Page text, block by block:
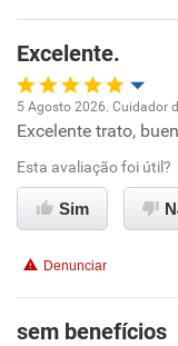
Excelente.
Oportunidade de
Ambiente de
Benefícios
5 Agosto 2026. Cuidador
Excelente trato,
Esta avaliação foi útil?
Sim
Denunciar
sem benefícios